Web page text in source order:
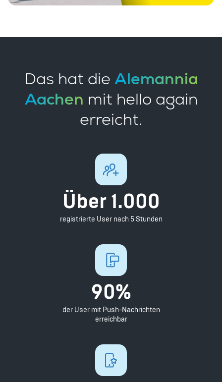
Das hat die Alemannia
Aachen mit hello again
erreicht.
Über 1.000
registrierte User nach 5 Stunden
90%
der User mit Push-Nachrichten
erreichbar